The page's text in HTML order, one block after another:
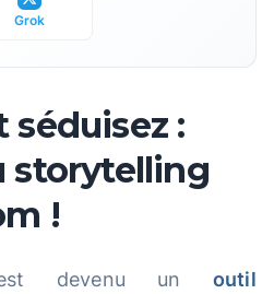
Grok
séduisez :
storytelling
!
devenu un outil